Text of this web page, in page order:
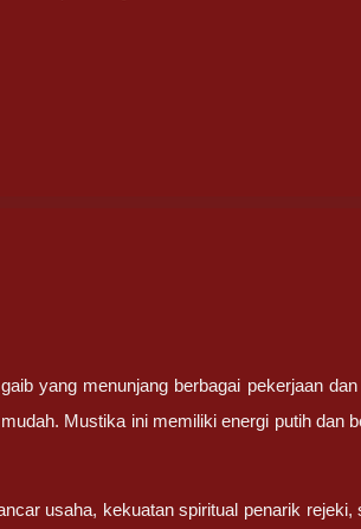
yang menunjang berbagai pekerjaan
Mustika ini memiliki energi putih dan
usaha, kekuatan spiritual penarik rejeki,